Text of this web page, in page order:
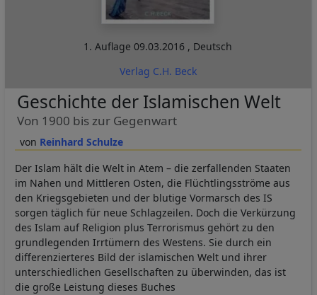
1. Auflage09.03.2016 , Deutsch
Verlag C.H. Beck
Reinhard Schulze
Geschichte der Islamischen Welt
Von 1900 bis zur Gegenwart
Der Islam hält die Welt in Atem – die zerfallenden Staaten
im Nahen und Mittleren Osten, die Flüchtlingsströme aus
den Kriegsgebieten und der blutige Vormarsch des IS
sorgen täglich für neue Schlagzeilen. Doch die Verkürzung
des Islam auf Religion plus Terrorismus gehört zu den
grundlegenden Irrtümern des Westens. Sie durch ein
differenzierteres Bild der islamischen Welt und ihrer
unterschiedlichen Gesellschaften zu überwinden, das ist
die große Leistung dieses Buches